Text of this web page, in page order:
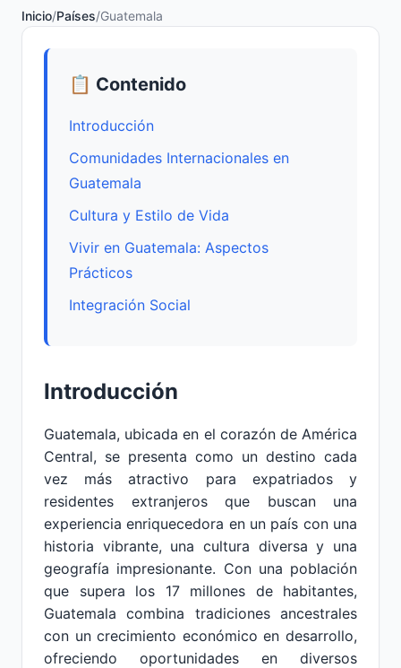
Inicio/Países/Guatemala
📋 Contenido
Introducción
Comunidades Internacionales en
Guatemala
Cultura y Estilo de Vida
Vivir en Guatemala: Aspectos
Prácticos
Integración Social
Introducción
Guatemala, ubicada en el corazón de América
Central, se presenta como un destino cada
vez más atractivo para expatriados y
residentes extranjeros que buscan una
experiencia enriquecedora en un país con una
historia vibrante, una cultura diversa y una
geografía impresionante. Con una población
que supera los 17 millones de habitantes,
Guatemala combina tradiciones ancestrales
con un crecimiento económico en desarrollo,
ofreciendo oportunidades en diversos